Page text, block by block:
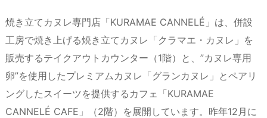
焼き立てカヌレ専門店「KURAMAE CANNELÉ」は、併設
工房で焼き上げる焼き立てカヌレ「クラマエ・カヌレ」を
販売するテイクアウトカウンター（1階）と、”カヌレ専用
卵”を使用したプレミアムカヌレ「グランカヌレ」とペアリ
ングしたスイーツを提供するカフェ「KURAMAE
CANNELÉ CAFE」（2階）を展開しています。昨年12月に